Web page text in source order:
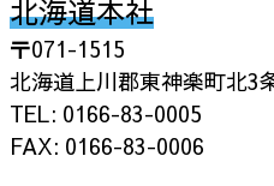
北海道本社
〒071-1515
北海道上川郡東神楽町北3
TEL: 0166-83-0005
FAX: 0166-83-0006